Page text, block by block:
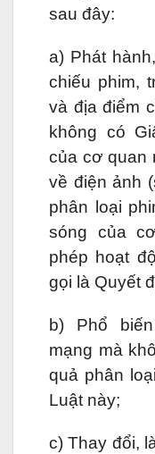
sau đây:
a) Phát
chiếu phim,
và địa điểm
không có
của cơ quan
về điện ảnh
phân loại
sóng của
phép hoạt
gọi là Quyết
b) Phổ
mạng mà
quả phân
Luật này;
c) Thay đổi,